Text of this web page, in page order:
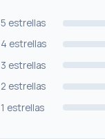
5 estrellas
4 estrellas
3 estrellas
2 estrellas
1 estrellas